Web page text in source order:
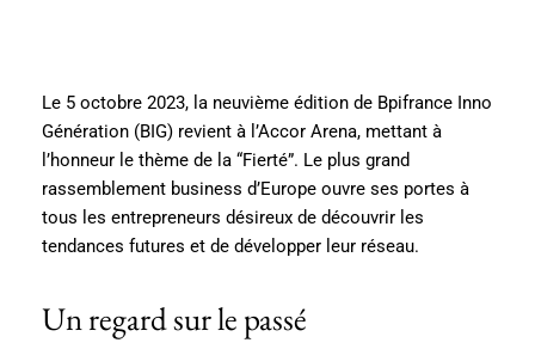
Le 5 octobre 2023, la neuvième édition de Bpifrance Inno
Génération (BIG) revient à l’Accor Arena, mettant à
l’honneur le thème de la “Fierté”. Le plus grand
rassemblement business d’Europe ouvre ses portes à
tous les entrepreneurs désireux de découvrir les
tendances futures et de développer leur réseau.
Un regard sur le passé